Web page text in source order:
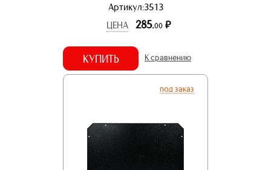
Артикул:3513
ЦЕНА
285.00 р.
КУПИТЬ К сравнению
под заказ